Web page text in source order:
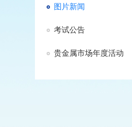
图片新闻
考试公告
贵金属市场年度活动